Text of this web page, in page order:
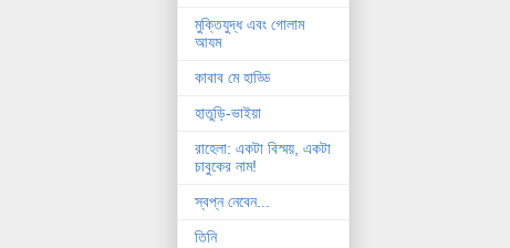
মুক্তিযুদ্ধ এবং গোলাম
আযম
কাবাব মে হাড্ডি
হাতুড়ি-ভাইয়া
রাহেলা: একটা বিস্ময়, একটা
চাবুকের নাম!
স্বপ্ন নেবেন...
তিনি